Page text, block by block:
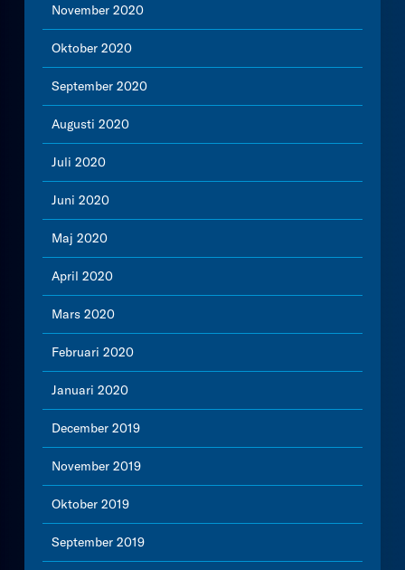
November 2020
Oktober 2020
September 2020
Augusti 2020
Juli 2020
Juni 2020
Maj 2020
April 2020
Mars 2020
Februari 2020
Januari 2020
December 2019
November 2019
Oktober 2019
September 2019